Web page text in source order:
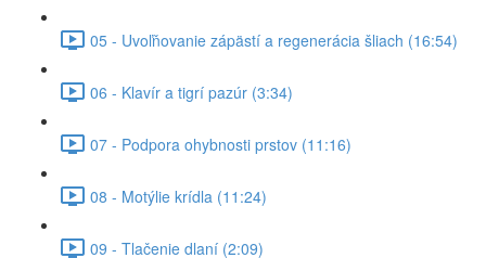
05 - Uvoľňovanie zápästí a regenerácia šliach (16:54)
06 - Klavír a tigrí pazúr (3:34)
07 - Podpora ohybnosti prstov (11:16)
08 - Motýlie krídla (11:24)
09 - Tlačenie dlaní (2:09)